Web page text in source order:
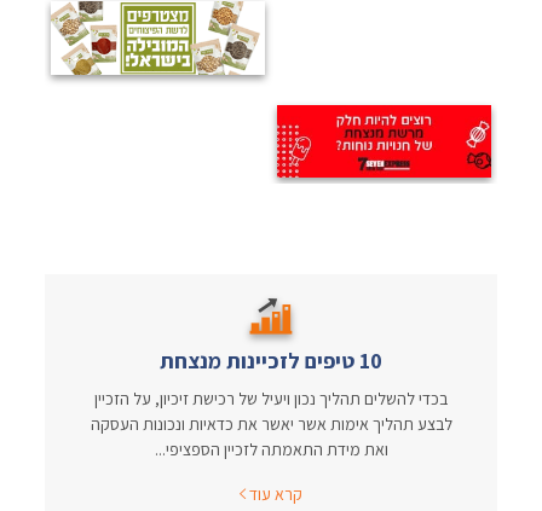
10 טיפים לזכיינות מנצחת
בכדי להשלים תהליך נכון ויעיל של רכישת זיכיון, על הזכיין
לבצע תהליך אימות אשר יאשר את כדאיות ונכונות העסקה
ואת מידת התאמתה לזכיין הספציפי...
קרא עוד